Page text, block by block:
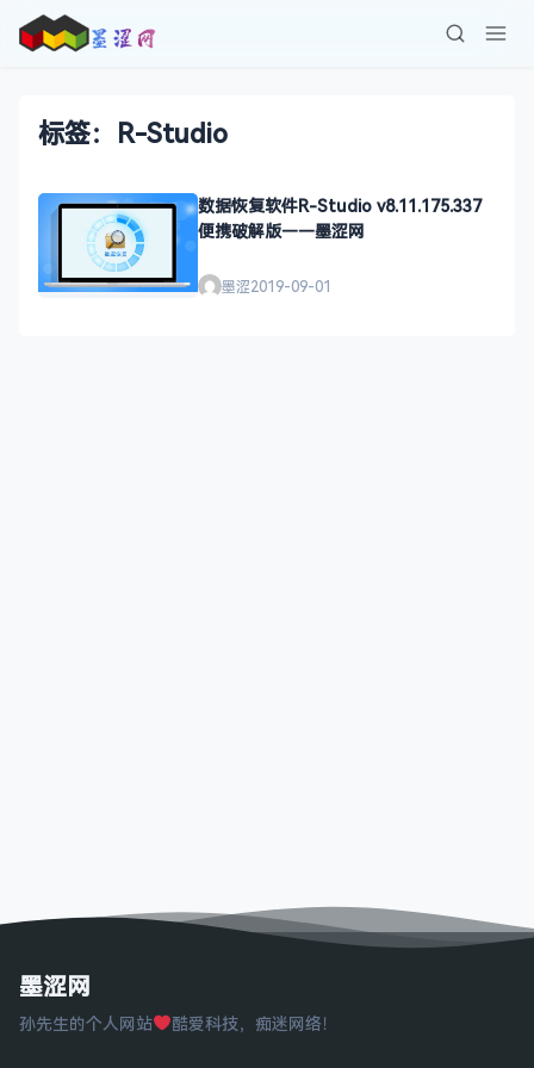
标签：R-Studio
数据恢复软件R-Studio v8.11.175.337
便携破解版——墨涩网
墨涩2019-09-01
墨涩网
孙先生的个人网站 酷爱科技，痴迷网络！